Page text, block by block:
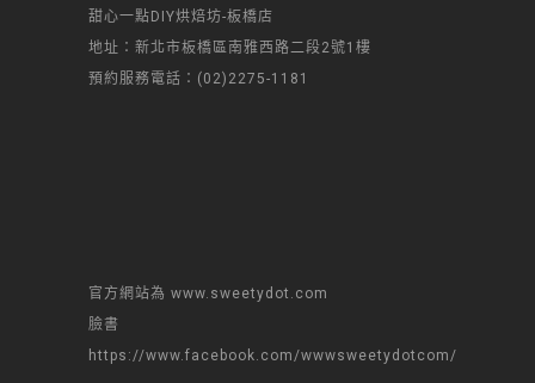
甜心一點DIY烘焙坊-板橋店
地址：新北市板橋區南雅西路二段2號1樓
預約服務電話：(02)2275-1181
官方網站為 www.sweetydot.com
臉書
https://www.facebook.com/wwwsweetydotcom/